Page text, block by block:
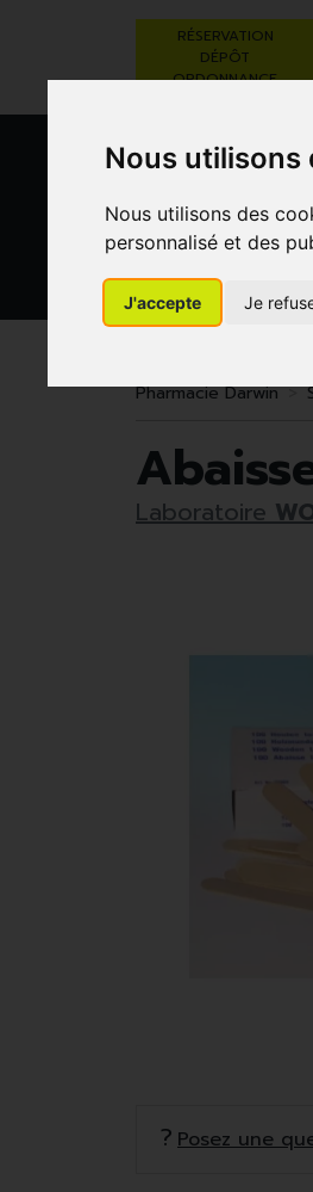
Nous utilisons
Nous utilisons des
personnalisé et des
J'accepte Je
RÉSERVATION
DÉPÔT
ORDONNANCE
BEAUTÉ,
SOINS ET
Pharmacie Darwin
Laboratoire
Posez une